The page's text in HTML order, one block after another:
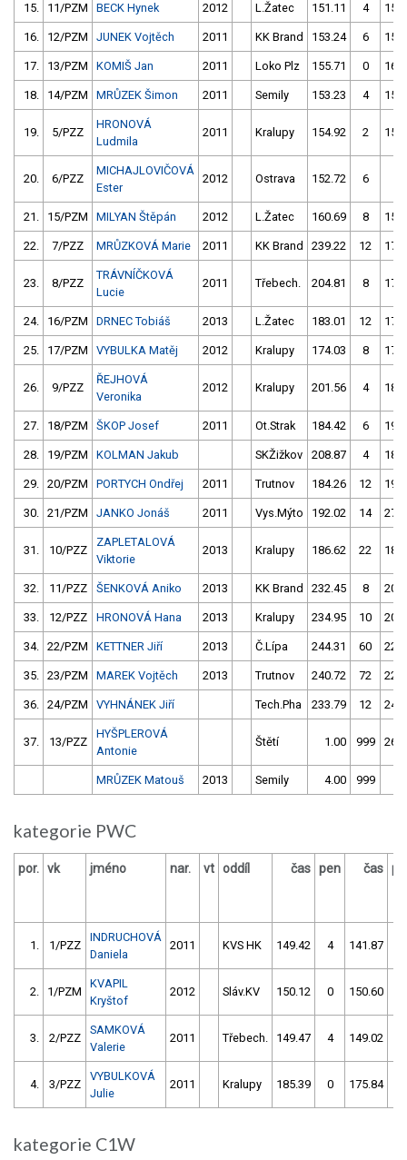
15. 11/PZM BECK Hynek 2012 L.Žatec 151.11 4
16. 12/PZM JUNEK Vojtěch 2011 KK Brand 153.24 6
17. 13/PZM KOMIŠ Jan 2011 Loko Plz 155.71 0
18. 14/PZM MRŮZEK Šimon 2011 Semily 153.23 4
19. 5/PZZ
HRONOVÁ
Ludmila
2011 Kralupy 154.92 2
20. 6/PZZ
MICHAJLOVIČOVÁ
Ester
2012 Ostrava 152.72 6
21. 15/PZM MILYAN Štěpán 2012 L.Žatec 160.69 8
22. 7/PZZ MRŮZKOVÁ Marie 2011 KK Brand 239.22 12
23. 8/PZZ
TRÁVNÍČKOVÁ
Lucie
2011 Třebech. 204.81 8
24. 16/PZM DRNEC Tobiáš 2013 L.Žatec 183.01 12
25. 17/PZM VYBULKA Matěj 2012 Kralupy 174.03 8
26. 9/PZZ
ŘEJHOVÁ
Veronika
2012 Kralupy 201.56 4
27. 18/PZM ŠKOP Josef 2011 Ot.Strak 184.42 6
28. 19/PZM KOLMAN Jakub SKŽižkov 208.87 4
29. 20/PZM PORTYCH Ondřej 2011 Trutnov 184.26 12
30. 21/PZM JANKO Jonáš 2011 Vys.Mýto 192.02 14
31. 10/PZZ
ZAPLETALOVÁ
Viktorie
2013 Kralupy 186.62 22
32. 11/PZZ ŠENKOVÁ Aniko 2013 KK Brand 232.45 8
33. 12/PZZ HRONOVÁ Hana 2013 Kralupy 234.95 10
34. 22/PZM KETTNER Jiří 2013 Č.Lípa 244.31 60
35. 23/PZM MAREK Vojtěch 2013 Trutnov 240.72 72
36. 24/PZM VYHNÁNEK Jiří Tech.Pha 233.79 12
37. 13/PZZ
HYŠPLEROVÁ
Antonie
Štětí 1.00 999
MRŮZEK Matouš 2013 Semily 4.00 999
kategorie PWC
por. vk jméno nar. vt oddíl čas pen čas
1. 1/PZZ
INDRUCHOVÁ
Daniela
2011 KVS HK 149.42 4 141.87
2. 1/PZM
KVAPIL
Kryštof
2012 Sláv.KV 150.12 0 150.60
3. 2/PZZ
SAMKOVÁ
Valerie
2011 Třebech. 149.47 4 149.02
4. 3/PZZ
VYBULKOVÁ
Julie
2011 Kralupy 185.39 0 175.84
kategorie C1W